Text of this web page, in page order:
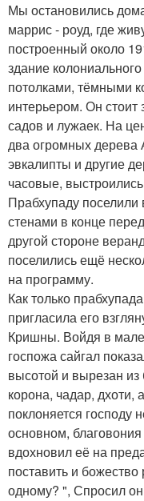
Мы остановились
маррис - роуд, где
построенный около
здание
потолками, тёмными
интерьером. Он стоит
садов и лужаек. На
два огромных дерева
эвкалипты и другие
часовые,
Прабхупаду
стенами в конце
другой стороне
поселились ещё
на программу.
Как только
пригласила его
Кришны. Войдя в
госпожа сайгал
высотой и вырезан
корона, чадар, дхоти,
поклоняется
основном,
вдохновил её на
поставить и
одному? ", Спросил